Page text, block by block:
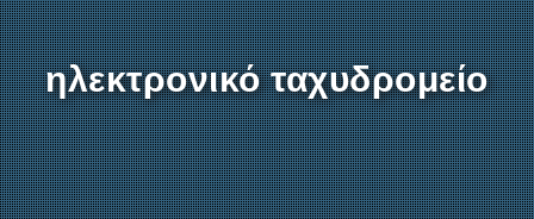
ηλεκτρονικό ταχυδρομείο